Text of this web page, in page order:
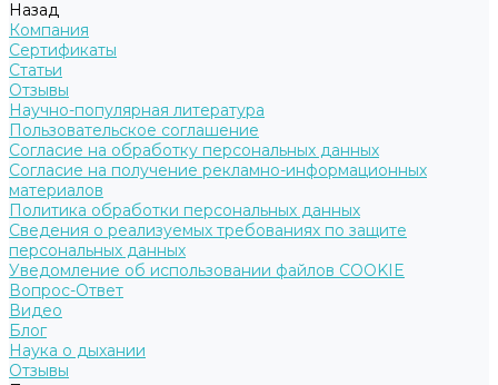
Назад
Компания
Сертификаты
Статьи
Отзывы
Научно-популярная литература
Пользовательское соглашение
Согласие на обработку персональных данных
Согласие на получение рекламно-информационных
материалов
Политика обработки персональных данных
Сведения о реализуемых требованиях по защите
персональных данных
Уведомление об использовании файлов COOKIE
Вопрос-Ответ
Видео
Блог
Наука о дыхании
Отзывы